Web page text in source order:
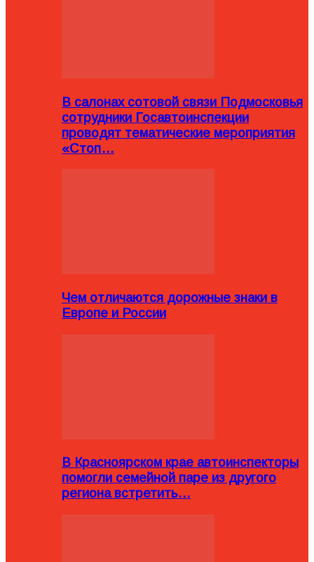
В салонах сотовой связи Подмосковья
сотрудники Госавтоинспекции
проводят тематические мероприятия
«Стоп…
Чем отличаются дорожные знаки в
Европе и России
В Красноярском крае автоинспекторы
помогли семейной паре из другого
региона встретить…